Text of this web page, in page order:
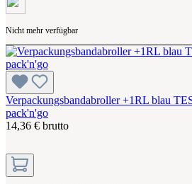
Nicht mehr verfügbar
Verpackungsbandabroller +1RL blau
pack'n'go
14,36 € brutto